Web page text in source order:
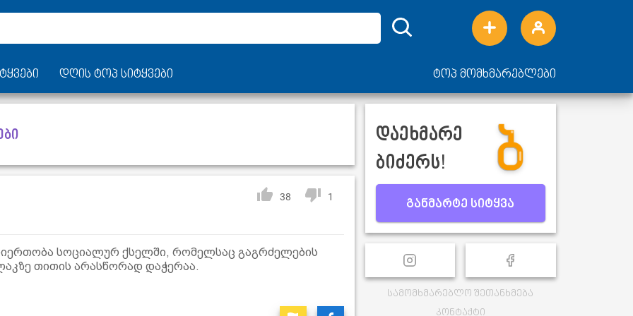
დღის ტოპ სიტყვები ტოპ მომხმარებლები
38 1
სოციალურ ქსელში, რომელსაც გაგრძელების
თითის არასწორად დაჭერაა.
დაეხმარე
ბიძერს!
განმარტე სიტყვა
სამომხმარებლო შეთანხმება
კონტაქტი